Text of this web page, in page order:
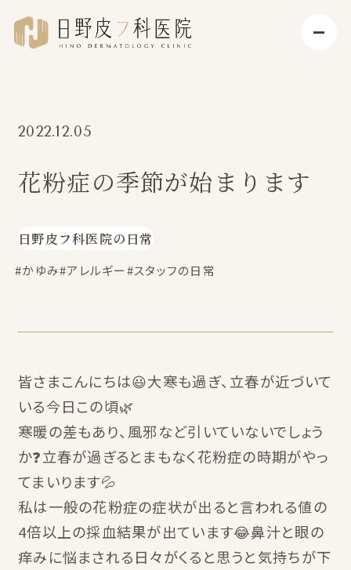
2022.12.05
花粉症の季節が始まります
日野皮フ科医院の日常
#かゆみ#アレルギー#スタッフの日常
皆さまこんにちは😃大寒も過ぎ、立春が近づいて
いる今日この頃🌿
寒暖の差もあり、風邪など引いていないでしょう
か❓立春が過ぎるとまもなく花粉症の時期がやっ
てまいります💦
私は一般の花粉症の症状が出ると言われる値の
4倍以上の採血結果が出ています😂鼻汁と眼の
痒みに悩まされる日々がくると思うと気持ちが下